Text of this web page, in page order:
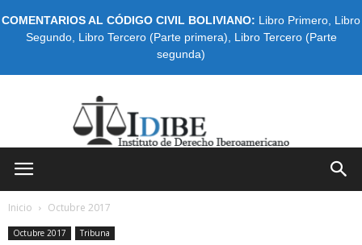
COMENTARIOS AL CÓDIGO CIVIL BOLIVIANO: Libro Primero Libro
Segundo, Libro Tercero (Parte primera)
Libro Tercero (Parte
segunda)
Inicio Octubre 2017
Octubre 2017 Tribuna